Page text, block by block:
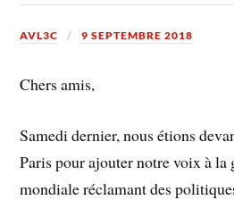
AVL3C 9 SEPTEMBRE 2018
Chers amis,
Samedi dernier, nous étions
Paris pour ajouter notre voix à la
mondiale réclamant des